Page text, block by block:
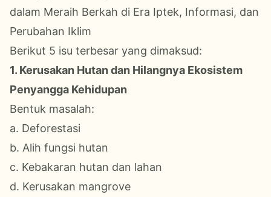
dalam Meraih Berkah di Era Iptek, Informasi, dan
Perubahan Iklim
Berikut 5 isu terbesar yang dimaksud:
1. Kerusakan Hutan dan Hilangnya Ekosistem
Penyangga Kehidupan
Bentuk masalah:
a. Deforestasi
b. Alih fungsi hutan
c. Kebakaran hutan dan lahan
d. Kerusakan mangrove